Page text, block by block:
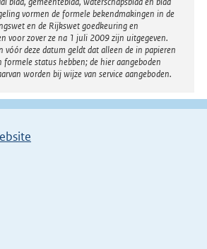
vormen de formele bekendmakingen in de
en de Rijkswet goedkeuring en
voor zover ze na 1 juli 2009 zijn uitgegeven.
vóór deze datum geldt dat alleen de in papieren
formele status hebben; de hier aangeboden
worden bij wijze van service aangeboden.